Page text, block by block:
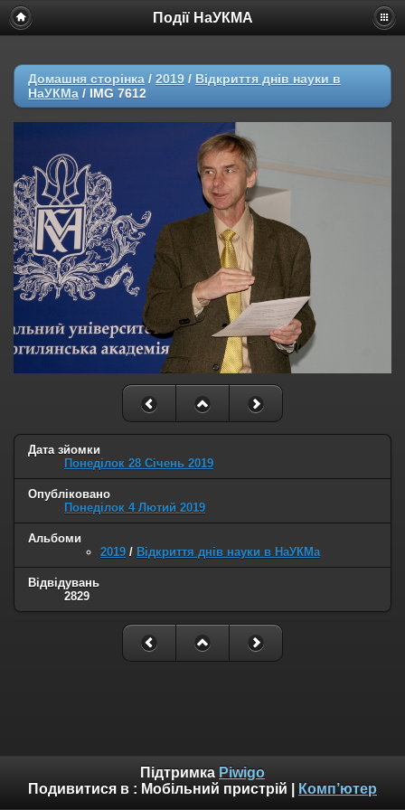
Події НаУКМА
Домашня сторінка / 2019 / Відкриття днів наyки в
НаУКМа / IMG 7612
Дата зйомки
Понеділок 28 Січень 2019
Опубліковано
Понеділок 4 Лютий 2019
Альбоми
2019 / Відкриття днів наyки в НаУКМа
Відвідувань
2829
Підтримка Piwigo
Подивитися в : Мобільний пристрій Комп’ютер